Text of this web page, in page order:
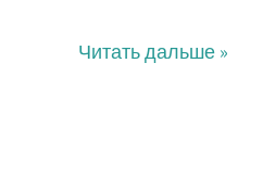
Читать дальше »